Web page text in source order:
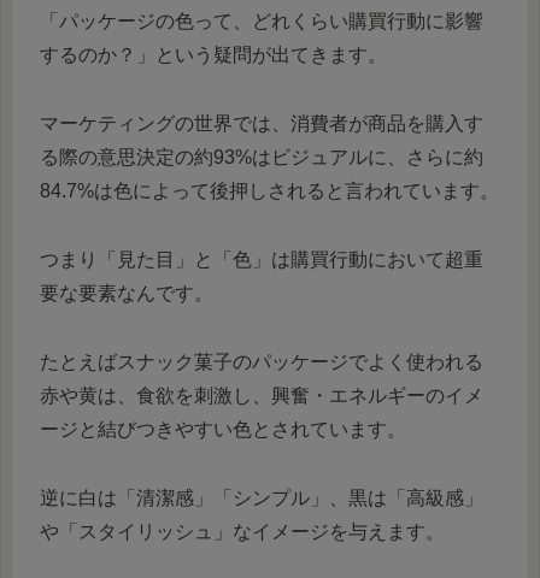
「パッケージの色って、どれくらい購買行動に影響
するのか？」という疑問が出てきます。
マーケティングの世界では、消費者が商品を購入す
る際の意思決定の約93%はビジュアルに、さらに約
84.7%は色によって後押しされると言われています。
つまり「見た目」と「色」は購買行動において超重
要な要素なんです。
たとえばスナック菓子のパッケージでよく使われる
赤や黄は、食欲を刺激し、興奮・エネルギーのイメ
ージと結びつきやすい色とされています。
逆に白は「清潔感」「シンプル」、黒は「高級感」
や「スタイリッシュ」なイメージを与えます。